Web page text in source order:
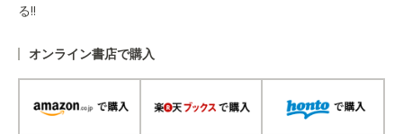
る!!
オンライン書店で購入